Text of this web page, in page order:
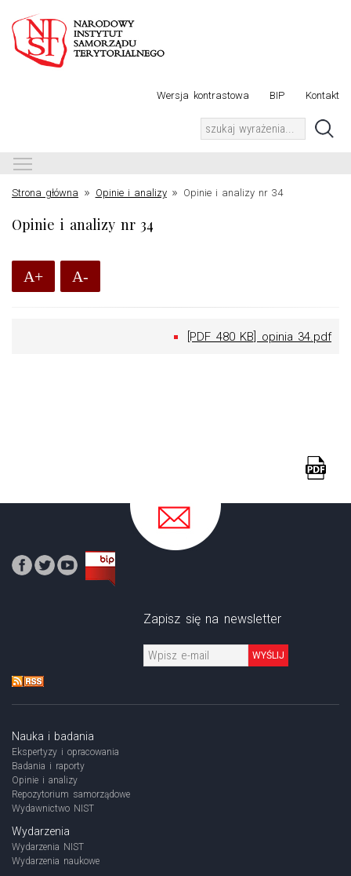
Wersja kontrastowa BIP Kontakt
Strona główna » Opinie i analizy» Opinie i analizy nr 34
Opinie i analizy nr 34
A+ A-
[PDF 480 KB] opinia 34.pdf
Zapisz się na newsletter
WYŚLIJ
Nauka i badania
Ekspertyzy i opracowania
Badania i raporty
Opinie i analizy
Repozytorium samorządowe
Wydawnictwo NIST
Wydarzenia
Wydarzenia NIST
Wydarzenia naukowe